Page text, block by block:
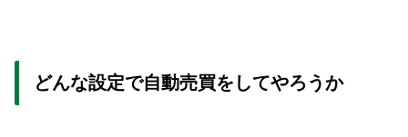
どんな設定で自動売買をしてやろうか